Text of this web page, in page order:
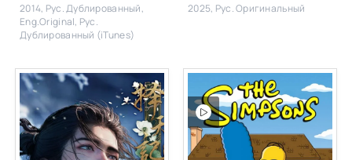
2014, Рус. Дублированный,
Eng.Original, Рус.
Дублированный (iTunes)
2025, Рус. Оригинальный